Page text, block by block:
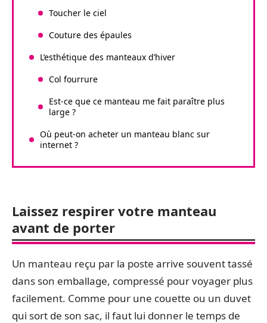
Toucher le ciel
Couture des épaules
L’esthétique des manteaux d’hiver
Col fourrure
Est-ce que ce manteau me fait paraître plus
large ?
Où peut-on acheter un manteau blanc sur
internet ?
Laissez respirer votre manteau
avant de porter
Un manteau reçu par la poste arrive souvent tassé
dans son emballage, compressé pour voyager plus
facilement. Comme pour une couette ou un duvet
qui sort de son sac, il faut lui donner le temps de